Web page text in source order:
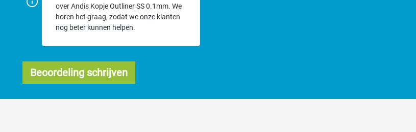
over Andis Kopje Outliner SS 0.1mm. We
horen het graag, zodat we onze klanten
nog beter kunnen helpen.
Beoordeling schrijven